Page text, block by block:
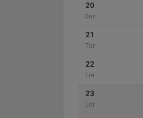
20
Ons
21
Tor
22
Fre
23
Lör